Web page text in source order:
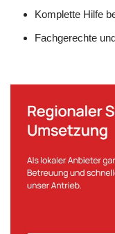
Komplette Hilfe
Fachgerechte